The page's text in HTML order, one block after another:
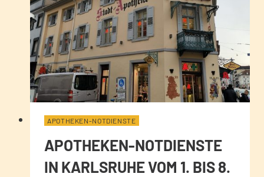
APOTHEKEN-NOTDIENSTE
APOTHEKEN-NOTDIENSTE
IN KARLSRUHE VOM 1. BIS 8.